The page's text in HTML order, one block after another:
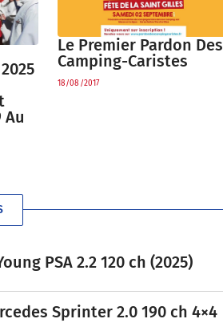
Au
Le Premier Pardon Des
Camping-Caristes
18/08/2017
PSA 2.2 120 ch (2025)
Sprinter 2.0 190 ch 4×4